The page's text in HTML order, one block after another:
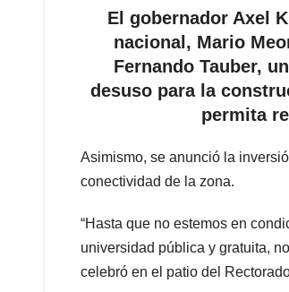
El gobernador Axel
nacional, Mario
Fernando Tauber,
desuso para la
permita
Asimismo, se anunció la
conectividad de la zona.
“Hasta que no estemos en
universidad pública y gratuita,
celebró en el patio del